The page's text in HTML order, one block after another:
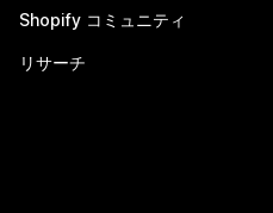
Shopify コミュニティ
リサーチ